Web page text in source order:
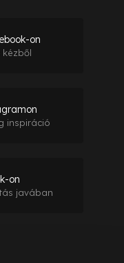
on
kézből
inspiráció
on
javában